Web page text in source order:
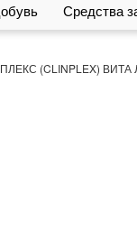
Средства
(CLINPLEX) ВИТА